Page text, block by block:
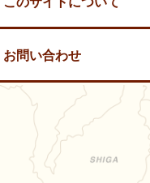
お問い合わせ